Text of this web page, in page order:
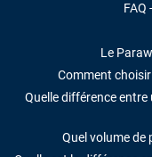
FAQ
Le
Comment
Quelle différence
Quel volume de